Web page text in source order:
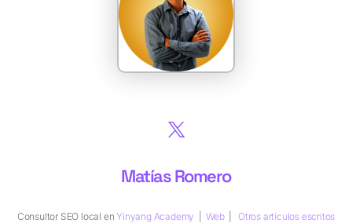
Matías Romero
Consultor SEO local en Yinyang Academy Web
Otros artículos escritos